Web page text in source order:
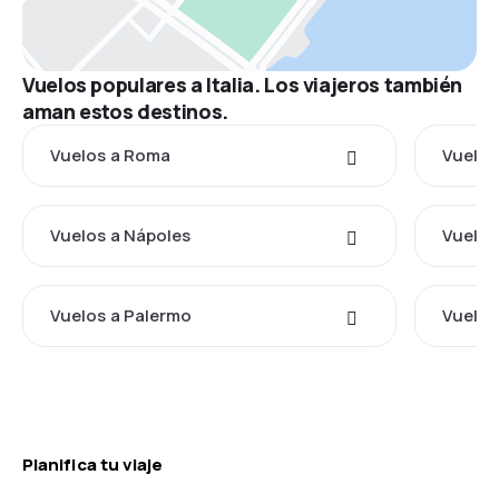
Vuelos populares a Italia. Los viajeros también
aman estos destinos.
Vuelos a Roma
Vuelos a Nápoles
Vuelos a Palermo
Planifica tu viaje